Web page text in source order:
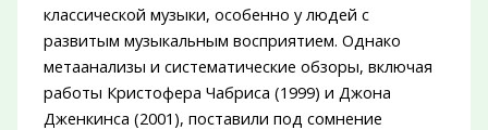
классической музыки, особенно у людей с
развитым музыкальным восприятием. Однако
метаанализы и систематические обзоры, включая
работы Кристофера Чабриса (1999) и Джона
Дженкинса (2001), поставили под сомнение